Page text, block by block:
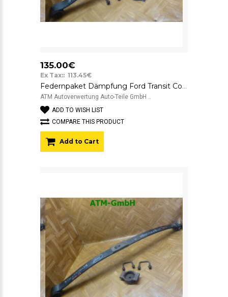
135.00€
Ex Tax:: 113.45€
Federnpaket Dämpfung Ford Transit Connect vorne 5T165560AB
ATM Autoverwertung Auto-Teile GmbH ..
ADD TO WISH LIST
COMPARE THIS PRODUCT
Add to Cart